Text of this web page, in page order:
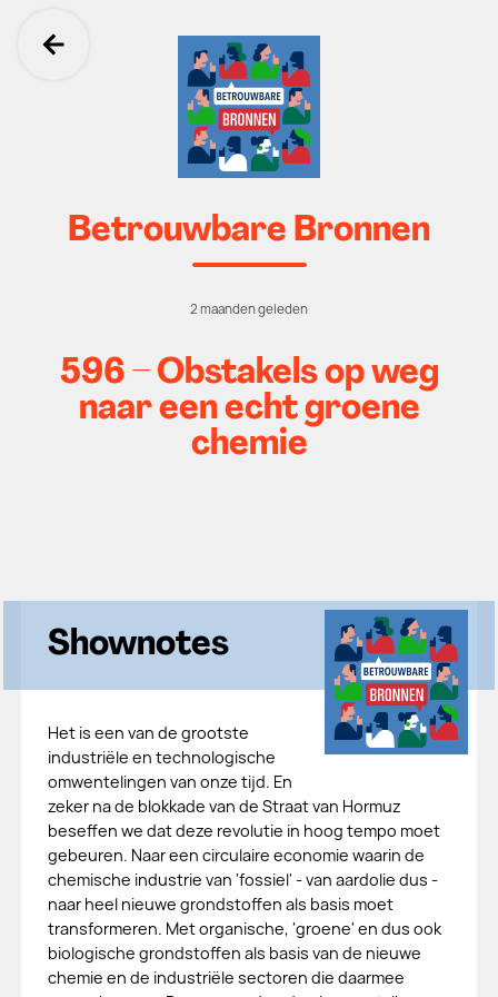
Ga terug
Betrouwbare Bronnen
2 maanden geleden
596 – Obstakels op weg
naar een echt groene
chemie
Shownotes
Het is een van de grootste
industriële en technologische
omwentelingen van onze tijd. En
zeker na de blokkade van de Straat van Hormuz
beseffen we dat deze revolutie in hoog tempo moet
gebeuren. Naar een circulaire economie waarin de
chemische industrie van 'fossiel' - van aardolie dus -
naar heel nieuwe grondstoffen als basis moet
transformeren. Met organische, 'groene' en dus ook
biologische grondstoffen als basis van de nieuwe
chemie en de industriële sectoren die daarmee